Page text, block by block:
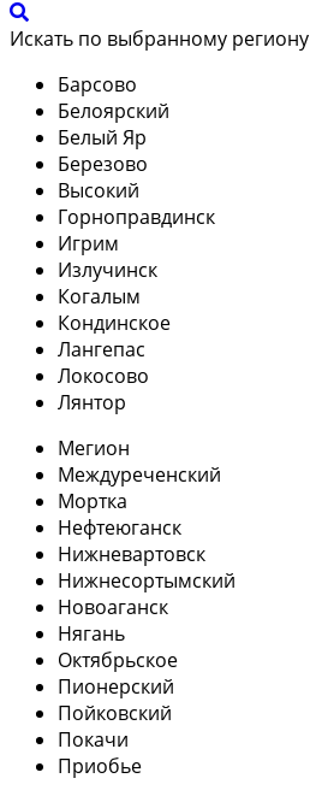
Искать по выбранному региону
Барсово
Белоярский
Белый Яр
Березово
Высокий
Горноправдинск
Игрим
Излучинск
Когалым
Кондинское
Лангепас
Локосово
Лянтор
Мегион
Междуреченский
Мортка
Нефтеюганск
Нижневартовск
Нижнесортымский
Новоаганск
Нягань
Октябрьское
Пионерский
Пойковский
Покачи
Приобье